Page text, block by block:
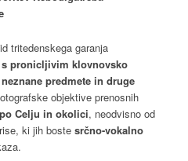
tritedenskega garanja
s pronicljivim klovnovsko
predmete in druge
objektive prenosnih
Celju in okolici, neodvisno od
ki jih boste srčno-vokalno